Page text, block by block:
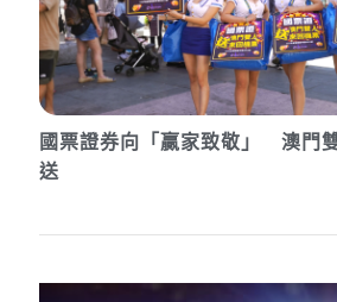
國票證券向「贏家致敬」 澳門
送